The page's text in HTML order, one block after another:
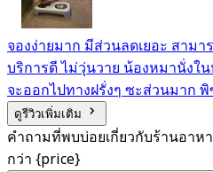
จองง่ายมาก มีส่วนลดเยอะ สามา
บริการดี ไม่วุ่นวาย น้องหมานั่งใ
จะออกไปทางฝรั่งๆ ซะส่วนมาก
ดูรีวิวเพิ่มเติม
คำถามที่พบบ่อยเกี่ยวกับร้านอาห
กว่า {price}